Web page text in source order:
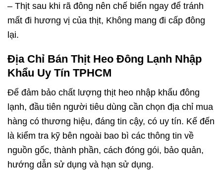
– Thịt sau khi rã đông nên chế biến ngay để tránh
mất đi hương vị của thịt, Không mang đi cấp đông
lại.
Địa Chỉ Bán Thịt Heo Đông Lạnh Nhập
Khẩu Uy Tín TPHCM
Để đảm bảo chất lượng thịt heo nhập khẩu đông
lạnh, đầu tiên người tiêu dùng cần chọn địa chỉ mua
hàng có thương hiệu, đáng tin cậy, có uy tín. Kế đến
là kiểm tra kỹ bên ngoài bao bì các thông tin về
nguồn gốc, thành phần, cách đóng gói, bảo quản,
hướng dẫn sử dụng và hạn sử dụng.